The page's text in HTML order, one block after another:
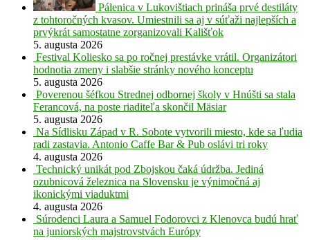
Pálenica v Lukovištiach prináša prvé destiláty
z tohtoročných kvasov. Umiestnili sa aj v súťaži najlepších a
prvýkrát samostatne zorganizovali Kališťok
5. augusta 2026
Festival Koliesko sa po ročnej prestávke vrátil. Organizátori
hodnotia zmeny i slabšie stránky nového konceptu
5. augusta 2026
Poverenou šéfkou Strednej odbornej školy v Hnúšti sa stala
Ferancová, na poste riaditeľa skončil Mäsiar
5. augusta 2026
Na Sídlisku Západ v R. Sobote vytvorili miesto, kde sa ľudia
radi zastavia. Antonio Caffe Bar & Pub oslávi tri roky
4. augusta 2026
Technický unikát pod Zbojskou čaká údržba. Jediná
ozubnicová železnica na Slovensku je výnimočná aj
ikonickými viaduktmi
4. augusta 2026
Súrodenci Laura a Samuel Fodorovci z Klenovca budú hrať
na juniorských majstrovstvách Európy